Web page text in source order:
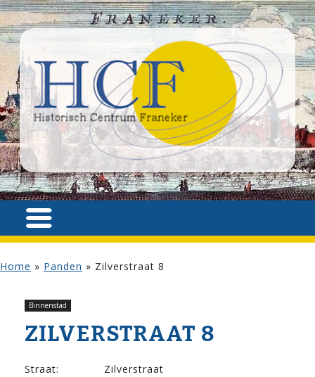
Home » Panden » Zilverstraat 8
Binnenstad
ZILVER­STRAAT 8
Straat:
Zilverstraat